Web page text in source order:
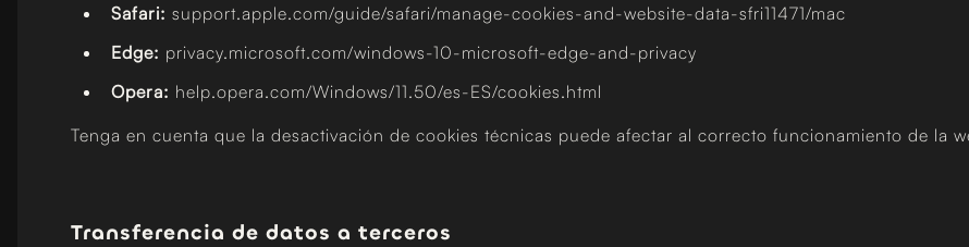
Safari: support.apple.com/guide/safari/manage-cookies-and-website-data-sfri11471/mac
Edge: privacy.microsoft.com/windows-10-microsoft-edge-and-privacy
Opera: help.opera.com/Windows/11.50/es-ES/cookies.html
Tenga en cuenta que la desactivación de cookies técnicas puede afectar al correcto funcionamiento de la
Transferencia de datos a terceros